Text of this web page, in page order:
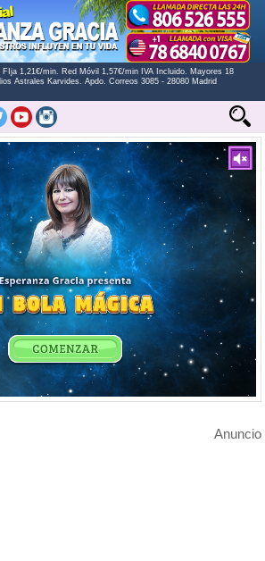
FIja 1,21€/min. Red Móvil 1,57€/min IVA Incluido. Mayores 18
Astrales Karvides. Apdo. Correos 3085 - 28080 Madrid
Anuncio